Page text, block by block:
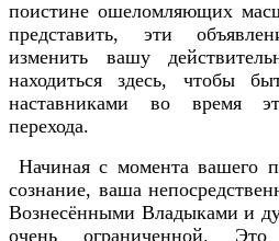
поистине ошеломляющих
представить, эти
изменить вашу
находиться здесь, чтобы
наставниками во время
перехода.
Начиная с момента вашего
сознание, ваша
Вознесёнными Владыками и
очень ограниченной.